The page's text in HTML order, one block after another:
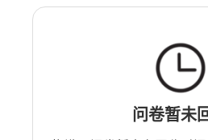
问卷暂未